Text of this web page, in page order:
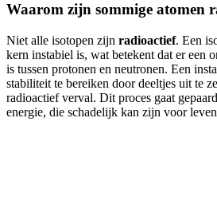
Waarom zijn sommige atomen
Niet alle isotopen zijn radioactief. Een
kern instabiel is, wat betekent dat er een
is tussen protonen en neutronen. Een
stabiliteit te bereiken door deeltjes uit te
radioactief verval. Dit proces gaat
energie, die schadelijk kan zijn voor